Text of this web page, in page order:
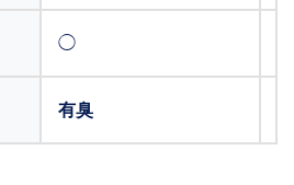
◯
有臭